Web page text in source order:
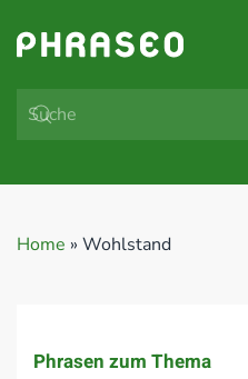
Zum Hauptinhalt springen
Home » Wohlstand
Phrasen zum Thema